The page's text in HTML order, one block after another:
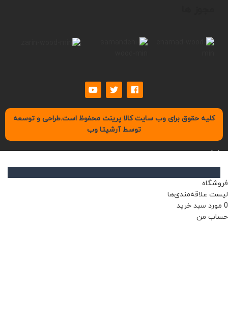
کلیه حقوق برای وب سایت کالا پرینت محفوظ است.طراحی و توسعه
توسط آرشیتا وب
فروشگاه
لیست علاقه‌مندی‌ها
0 مورد سبد خرید
حساب من